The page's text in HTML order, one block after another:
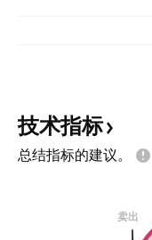
技术指标
总结指标的建议。
卖出